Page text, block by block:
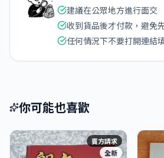
建議在公眾地方進行面交
收到貨品後才付款，避免
任何情況下不要打開連結
你可能也喜歡
賣方請求
全新